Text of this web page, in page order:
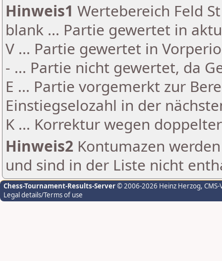
Hinweis1 Wertebereich Feld
blank ... Partie gewertet in
V ... Partie gewertet in
- ... Partie nicht gewertet, da
E ... Partie vorgemerkt zur
Einstiegselozahl in der
K ... Korrektur wegen
Hinweis2 Kontumazen
und sind in der Liste nicht
Chess-Tournament-Results-Server© 2006-2026 Heinz Herzog,
Legal details/Terms of use